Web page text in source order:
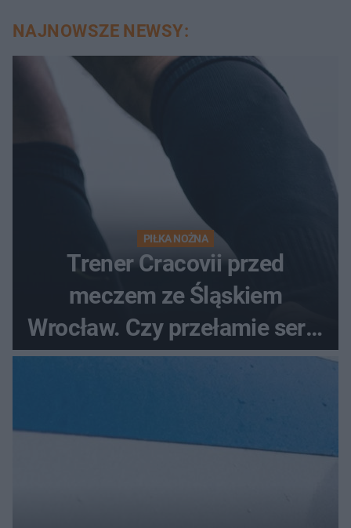
NAJNOWSZE NEWSY:
PIŁKA NOŻNA
Trener Cracovii przed
meczem ze Śląskiem
Wrocław. Czy przełamie serię
bez wygranej?